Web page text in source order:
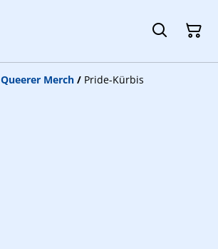
Queerer Merch / Pride-Kürbis